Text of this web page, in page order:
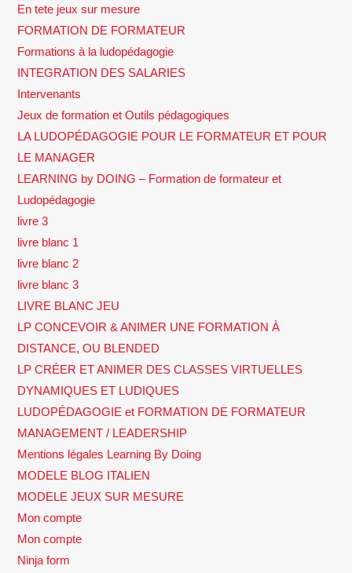
En tete jeux sur mesure
FORMATION DE FORMATEUR
Formations à la ludopédagogie
INTEGRATION DES SALARIES
Intervenants
Jeux de formation et Outils pédagogiques
LA LUDOPÉDAGOGIE POUR LE FORMATEUR ET POUR
LE MANAGER
LEARNING by DOING – Formation de formateur et
Ludopédagogie
livre 3
livre blanc 1
livre blanc 2
livre blanc 3
LIVRE BLANC JEU
LP CONCEVOIR & ANIMER UNE FORMATION À
DISTANCE, OU BLENDED
LP CRÉER ET ANIMER DES CLASSES VIRTUELLES
DYNAMIQUES ET LUDIQUES
LUDOPÉDAGOGIE et FORMATION DE FORMATEUR
MANAGEMENT / LEADERSHIP
Mentions légales Learning By Doing
MODELE BLOG ITALIEN
MODELE JEUX SUR MESURE
Mon compte
Mon compte
Ninja form